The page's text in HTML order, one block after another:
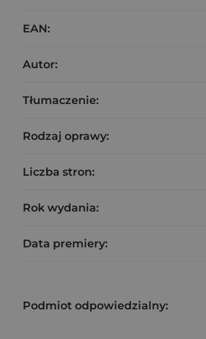
EAN:
Autor:
Tłumaczenie:
Rodzaj oprawy:
Liczba stron:
Rok wydania:
Data premiery:
Podmiot odpowiedzialny: